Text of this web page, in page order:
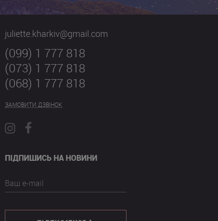
juliette.kharkiv@gmail.com
(099) 1 777 818
(073) 1 777 818
(068) 1 777 818
ЗАМОВИТИ ДЗВІНОК
ПІДПИШИСЬ НА НОВИНИ
Ваш e-mail